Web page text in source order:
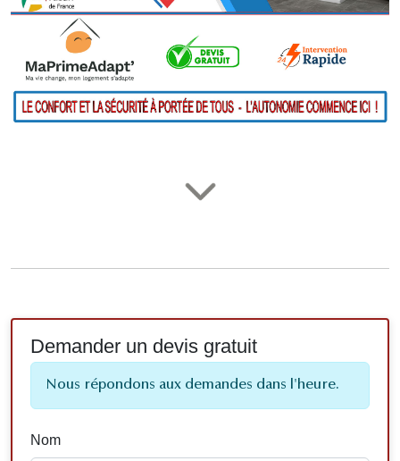
Demander un devis gratuit
Nous répondons aux demandes dans l'heure.
Nom